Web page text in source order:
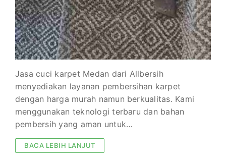
Jasa cuci karpet Medan dari Allbersih
menyediakan layanan pembersihan karpet
dengan harga murah namun berkualitas. Kami
menggunakan teknologi terbaru dan bahan
pembersih yang aman untuk…
BACA LEBIH LANJUT